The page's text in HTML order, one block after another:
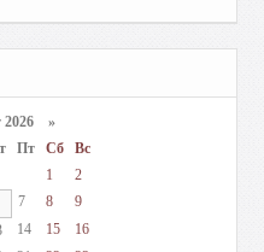
»
Пт Сб
Вс
1
2
7 8
9
14 15
16